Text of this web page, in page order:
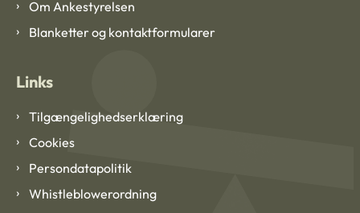
Om Ankestyrelsen
Blanketter og kontaktformularer
Links
Tilgængelighedserklæring
Cookies
Persondatapolitik
Whistleblowerordning